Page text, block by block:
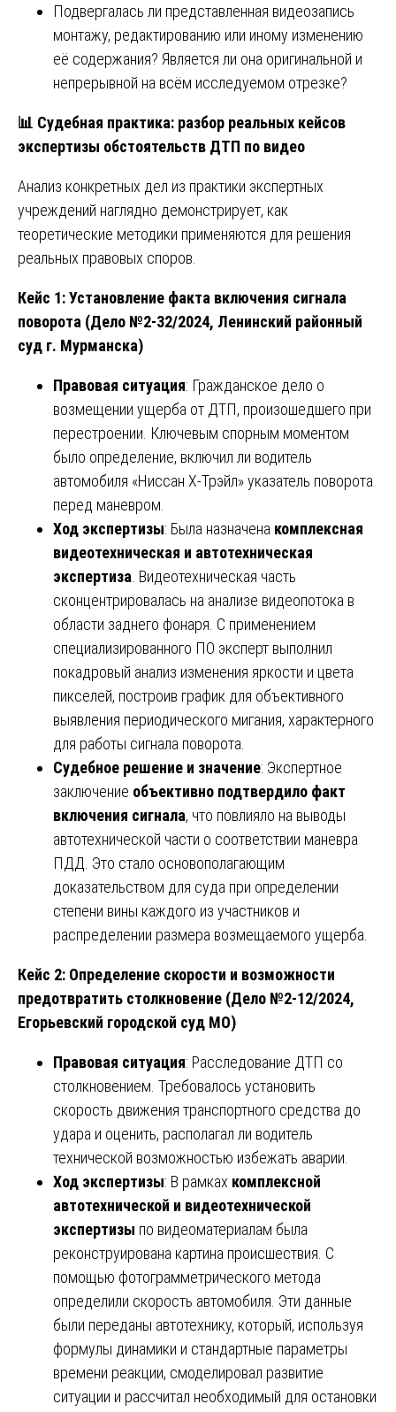
Подвергалась ли представленная видеозапись
монтажу, редактированию или иному изменению
её содержания? Является ли она оригинальной и
непрерывной на всём исследуемом отрезке?
📊 Судебная практика: разбор реальных кейсов
экспертизы обстоятельств ДТП по видео
Анализ конкретных дел из практики экспертных
учреждений наглядно демонстрирует, как
теоретические методики применяются для решения
реальных правовых споров.
Кейс 1: Установление факта включения сигнала
поворота (Дело №2-32/2024, Ленинский районный
суд г. Мурманска)
Правовая ситуация: Гражданское дело о
возмещении ущерба от ДТП, произошедшего при
перестроении. Ключевым спорным моментом
было определение, включил ли водитель
автомобиля «Ниссан Х-Трэйл» указатель поворота
перед маневром.
Ход экспертизы: Была назначена комплексная
видеотехническая и автотехническая
экспертиза . Видеотехническая часть
сконцентрировалась на анализе видеопотока в
области заднего фонаря. С применением
специализированного ПО эксперт выполнил
покадровый анализ изменения яркости и цвета
пикселей, построив график для объективного
выявления периодического мигания, характерного
для работы сигнала поворота.
Судебное решение и значение: Экспертное
заключение объективно подтвердило факт
включения сигнала, что повлияло на выводы
автотехнической части о соответствии маневра
ПДД. Это стало основополагающим
доказательством для суда при определении
степени вины каждого из участников и
распределении размера возмещаемого ущерба.
Кейс 2: Определение скорости и возможности
предотвратить столкновение (Дело №2-12/2024,
Егорьевский городской суд МО)
Правовая ситуация: Расследование ДТП со
столкновением. Требовалось установить
скорость движения транспортного средства до
удара и оценить, располагал ли водитель
технической возможностью избежать аварии.
Ход экспертизы: В рамках комплексной
автотехнической и видеотехнической
экспертизы по видеоматериалам была
реконструирована картина происшествия. С
помощью фотограмметрического метода
определили скорость автомобиля. Эти данные
были переданы автотехнику, который, используя
формулы динамики и стандартные параметры
времени реакции, смоделировал развитие
ситуации и рассчитал необходимый для остановки